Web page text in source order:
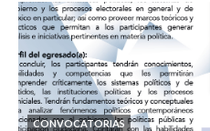
CONVOCATORIAS